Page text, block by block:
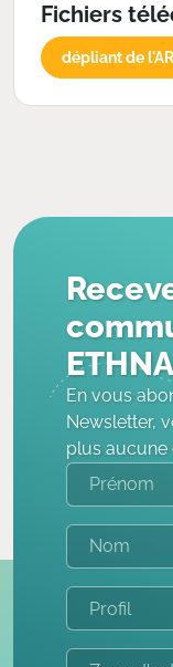
Fichiers
dépliant de
ETHNA
En vous
Newsletter,
plus aucune